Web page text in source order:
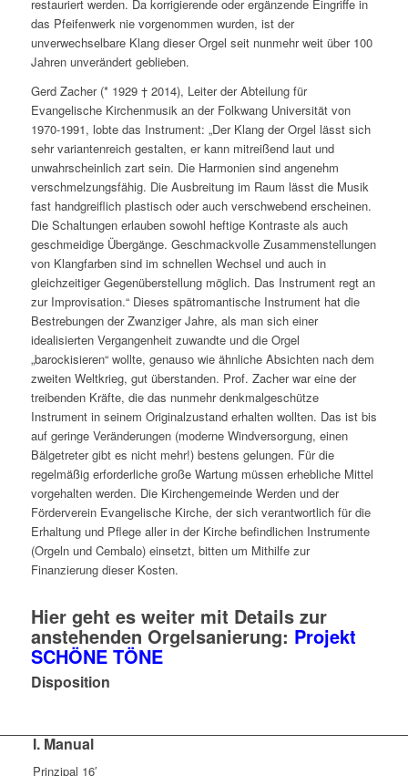
restauriert werden. Da korrigierende oder ergänzende Eingriffe in
das Pfeifenwerk nie vorgenommen wurden, ist der
unverwechselbare Klang dieser Orgel seit nunmehr weit über 100
Jahren unverändert geblieben.
Gerd Zacher (* 1929 † 2014), Leiter der Abteilung für
Evangelische Kirchenmusik an der Folkwang Universität von
1970-1991, lobte das Instrument: „Der Klang der Orgel lässt sich
sehr variantenreich gestalten, er kann mitreißend laut und
unwahrscheinlich zart sein. Die Harmonien sind angenehm
verschmelzungsfähig. Die Ausbreitung im Raum lässt die Musik
fast handgreiflich plastisch oder auch verschwebend erscheinen.
Die Schaltungen erlauben sowohl heftige Kontraste als auch
geschmeidige Übergänge. Geschmackvolle Zusammenstellungen
von Klangfarben sind im schnellen Wechsel und auch in
gleichzeitiger Gegenüberstellung möglich. Das Instrument regt an
zur Improvisation.“ Dieses spätromantische Instrument hat die
Bestrebungen der Zwanziger Jahre, als man sich einer
idealisierten Vergangenheit zuwandte und die Orgel
„barockisieren“ wollte, genauso wie ähnliche Absichten nach dem
zweiten Weltkrieg, gut überstanden. Prof. Zacher war eine der
treibenden Kräfte, die das nunmehr denkmalgeschütze
Instrument in seinem Originalzustand erhalten wollten. Das ist bis
auf geringe Veränderungen (moderne Windversorgung, einen
Bälgetreter gibt es nicht mehr!) bestens gelungen. Für die
regelmäßig erforderliche große Wartung müssen erhebliche Mittel
vorgehalten werden. Die Kirchengemeinde Werden und der
Förderverein Evangelische Kirche, der sich verantwortlich für die
Erhaltung und Pflege aller in der Kirche befindlichen Instrumente
(Orgeln und Cembalo) einsetzt, bitten um Mithilfe zur
Finanzierung dieser Kosten.
Hier geht es weiter mit Details zur
anstehenden Orgelsanierung: Projekt
SCHÖNE TÖNE
Disposition
I. Manual
Prinzipal 16′